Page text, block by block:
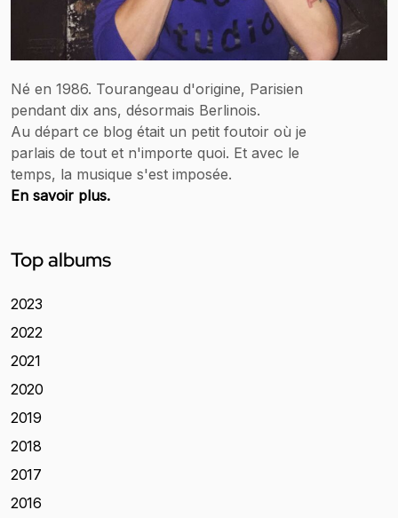
Né en 1986. Tourangeau d'origine, Parisien
pendant dix ans, désormais Berlinois.
Au départ ce blog était un petit foutoir où je
parlais de tout et n'importe quoi. Et avec le
temps, la musique s'est imposée.
En savoir plus.
Top albums
2023
2022
2021
2020
2019
2018
2017
2016